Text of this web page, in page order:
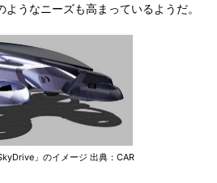
うなニーズも高まっているようだ。
」のイメージ 出典：CAR